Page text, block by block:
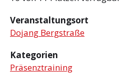
Veranstaltungsort
Dojang Bergstraße
Kategorien
Präsenztraining